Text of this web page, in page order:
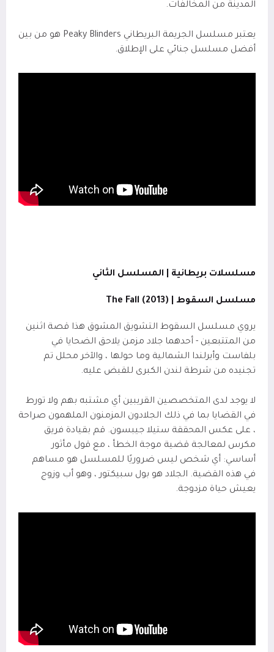
المدينة من المخالفات.
يعتبر مسلسل الجريمة البريطاني Peaky Blinders هو من بين
أفضل مسلسل جنائي على الإطلاق.
مسلسلات بريطانية | المسلسل الثاني
مسلسل السقوط | (2013) The Fall
يروي مسلسل السقوط التشويق المشوق هذا قصة اثنين
من المتتبعين - أحدهما جلاد مزمن يلاحق الضحايا في
بلفاست وأيرلندا الشمالية وما حولها ، والآخر محلل تم
تجنيده من شرطة لندن الكبرى للقبض عليه.
لا يوجد لدى المتخصصين القريبين أي مشتبه بهم ولا تورط
في القضايا بما في ذلك الجلادون المزمنون الملهمون صراحة
، على عكس المحققة ستيلا جيبسون. قم بقيادة فريق
مكرس لمعالجة قضية موجة الخطأ ، مع قول مأثور
أساسي: أي شخص ليس ضروريًا للمسلسل هو مساهم
في هذه القضية. الجلاد هو بول سبيكتور ، وهو أب وزوج
يعيش حياة مزدوجة.